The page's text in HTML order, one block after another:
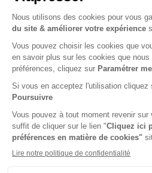
Abonnement 1 an
12 n° • Papier + 6 "Fait main
129€00 Tarif
Renouvellement à date
Abonnement Durée